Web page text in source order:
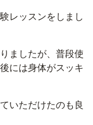
レッスンをしまし
ましたが、普段使
には身体がスッキ
いただけたのも良